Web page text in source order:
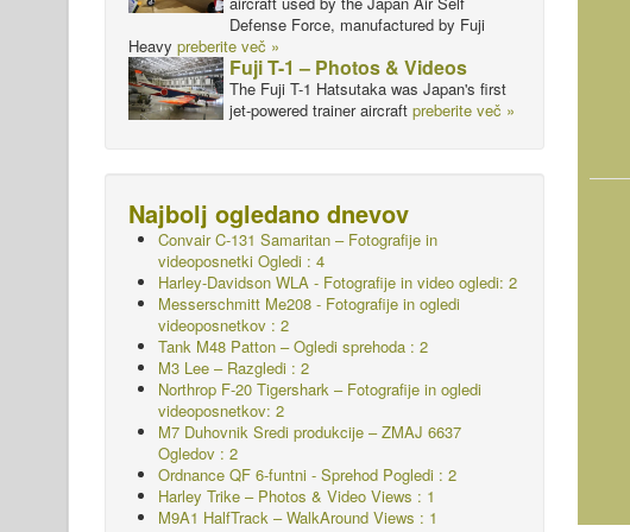
Defense Force, manufactured by Fuji
Heavy preberite več »
Fuji T-1 – Photos & Videos
The Fuji T-1 Hatsutaka was Japan's first
jet-powered trainer aircraft preberite več »
Najbolj ogledano dnevov
Convair C-131 Samaritan – Fotografije in
videoposnetki Ogledi : 4
Harley-Davidson WLA - Fotografije in video ogledi: 2
Messerschmitt Me208 - Fotografije in ogledi
videoposnetkov : 2
Tank M48 Patton – Ogledi sprehoda : 2
M3 Lee – Razgledi : 2
Northrop F-20 Tigershark – Fotografije in ogledi
videoposnetkov: 2
M7 Duhovnik Sredi produkcije – ZMAJ 6637
Ogledov : 2
Ordnance QF 6-funtni - Sprehod Pogledi : 2
Harley Trike – Photos & Video Views : 1
M9A1 HalfTrack – WalkAround Views : 1